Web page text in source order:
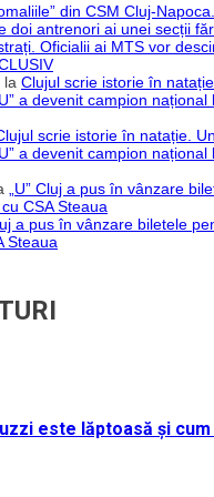
din CSM Cluj-Napoca.
doi antrenori ai unei secții
Oficialii ai MTS vor
la Clujul scrie istorie în
a devenit campion național
scrie istorie în natație. Un
a devenit campion național
„U” Cluj a pus în vânzare
CSA Steaua
a pus în vânzare biletele
Steaua
este lăptoasă și